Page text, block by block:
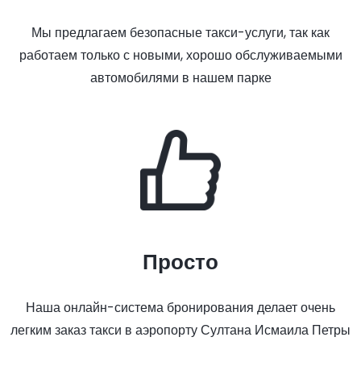
Мы предлагаем безопасные такси-услуги, так как
работаем только с новыми, хорошо обслуживаемыми
автомобилями в нашем парке
Просто
Наша онлайн-система бронирования делает очень
легким заказ такси в аэропорту Султана Исмаила Петры